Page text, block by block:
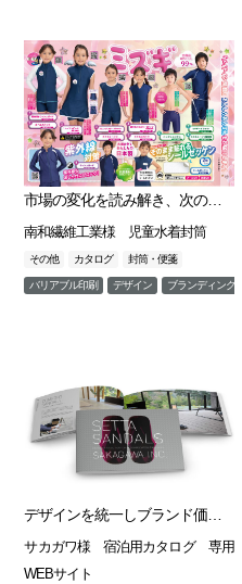
市場の変化を読み解き、次の提案へ。
南和繊維工業様 児童水着封筒
その他 カタログ 封筒・便箋
バリアブル印刷 デザイン ブランディング
デザインを統一しブランド価値を一貫して伝える、専用カタログとWEBサイト
サカガワ様 宿泊用カタログ 専用
WEBサイト